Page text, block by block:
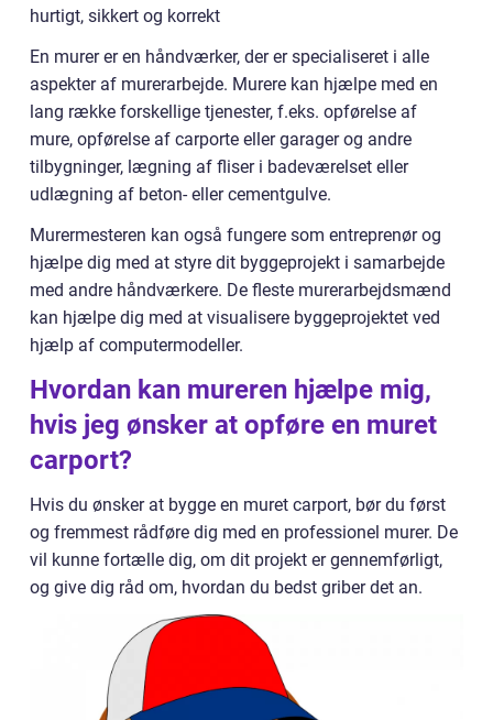
hurtigt, sikkert og korrekt
En murer er en håndværker, der er specialiseret i alle
aspekter af murerarbejde. Murere kan hjælpe med en
lang række forskellige tjenester, f.eks. opførelse af
mure, opførelse af carporte eller garager og andre
tilbygninger, lægning af fliser i badeværelset eller
udlægning af beton- eller cementgulve.
Murermesteren kan også fungere som entreprenør og
hjælpe dig med at styre dit byggeprojekt i samarbejde
med andre håndværkere. De fleste murerarbejdsmænd
kan hjælpe dig med at visualisere byggeprojektet ved
hjælp af computermodeller.
Hvordan kan mureren hjælpe mig,
hvis jeg ønsker at opføre en muret
carport?
Hvis du ønsker at bygge en muret carport, bør du først
og fremmest rådføre dig med en professionel murer. De
vil kunne fortælle dig, om dit projekt er gennemførligt,
og give dig råd om, hvordan du bedst griber det an.